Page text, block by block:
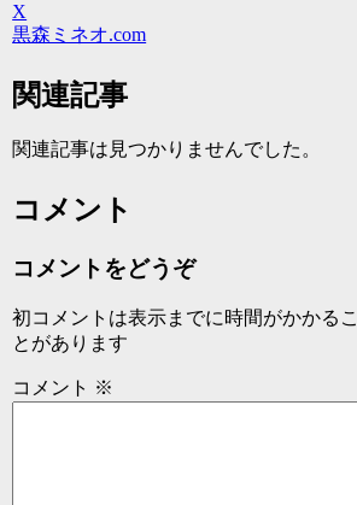
X
黒森ミネオ.com
関連記事
関連記事は見つかりませんでした。
コメント
コメントをどうぞ
初コメントは表示までに時間がかかるこ
とがあります
コメント ※